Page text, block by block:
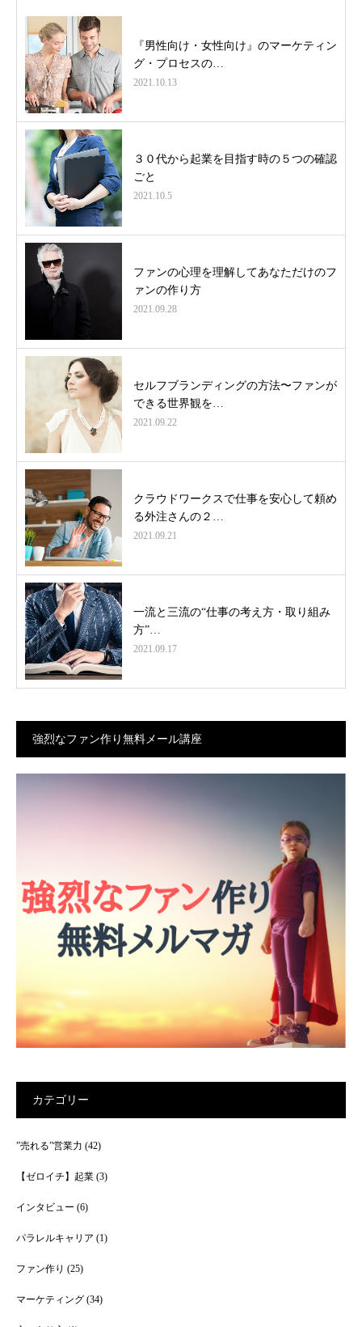
『男性向け・女性向け』のマーケティン
グ・プロセスの…
2021.10.13
３０代から起業を目指す時の５つの確認
ごと
2021.10.5
ファンの心理を理解してあなただけのフ
ァンの作り方
2021.09.28
セルフブランディングの方法〜ファンが
できる世界観を…
2021.09.22
クラウドワークスで仕事を安心して頼め
る外注さんの２…
2021.09.21
一流と三流の“仕事の考え方・取り組み
方”…
2021.09.17
強烈なファン作り無料メール講座
カテゴリー
”売れる”営業力 (42)
【ゼロイチ】起業 (3)
インタビュー (6)
パラレルキャリア (1)
ファン作り (25)
マーケティング (34)